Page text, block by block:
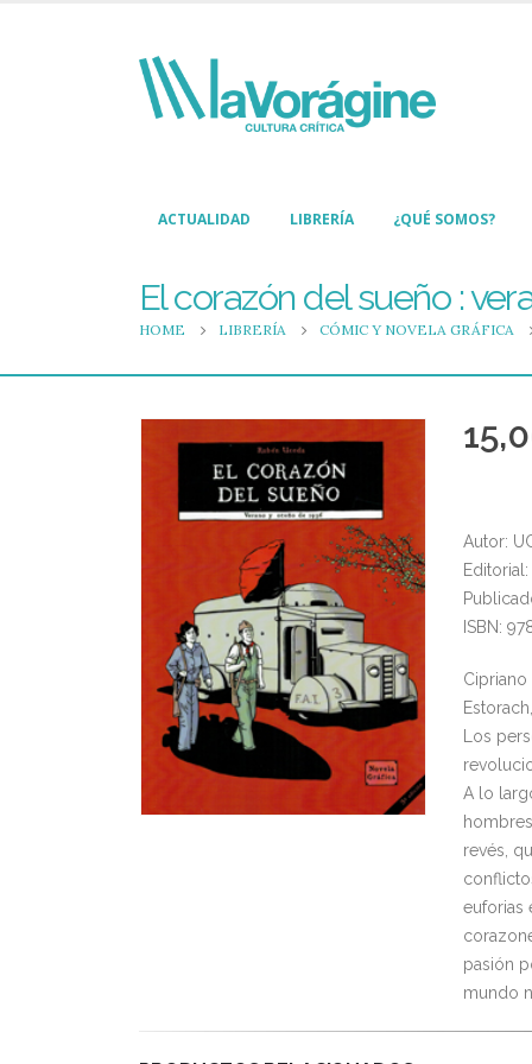
ACTUALIDAD LIBRERÍA ¿QUÉ SOMOS?
El corazón del sueño :
HOME LIBRERÍA CÓMIC Y NOVELA GRÁFICA
Autor:
ISBN:
Cipriano
Los
A lo
revés,
euforias
pasión
mundo